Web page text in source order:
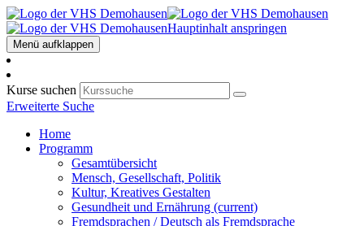
Hauptinhalt anspringen
Menü aufklappen
Kurse suchen
Erweiterte Suche
Home
Programm
Gesamtübersicht
Mensch, Gesellschaft, Politik
Kultur, Kreatives Gestalten
Gesundheit und Ernährung (current)
Fremdsprachen / Deutsch als Fremdsprache